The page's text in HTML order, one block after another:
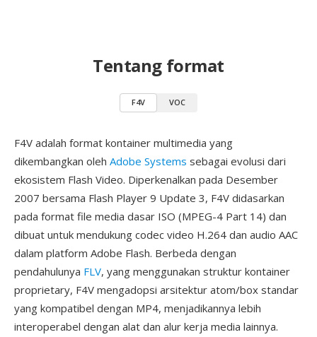
Tentang format
F4V VOC
F4V adalah format kontainer multimedia yang
dikembangkan oleh Adobe Systems sebagai evolusi dari
ekosistem Flash Video. Diperkenalkan pada Desember
2007 bersama Flash Player 9 Update 3, F4V didasarkan
pada format file media dasar ISO (MPEG-4 Part 14) dan
dibuat untuk mendukung codec video H.264 dan audio AAC
dalam platform Adobe Flash. Berbeda dengan
pendahulunya FLV, yang menggunakan struktur kontainer
proprietary, F4V mengadopsi arsitektur atom/box standar
yang kompatibel dengan MP4, menjadikannya lebih
interoperabel dengan alat dan alur kerja media lainnya.